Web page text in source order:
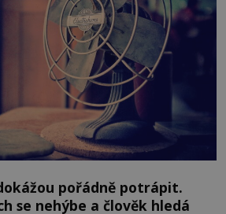
pořádně potrápit.
se nehýbe a člověk hledá